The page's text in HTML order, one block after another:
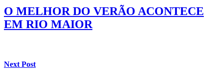
O MELHOR DO VERÃO ACONTECE
EM RIO MAIOR
Next Post